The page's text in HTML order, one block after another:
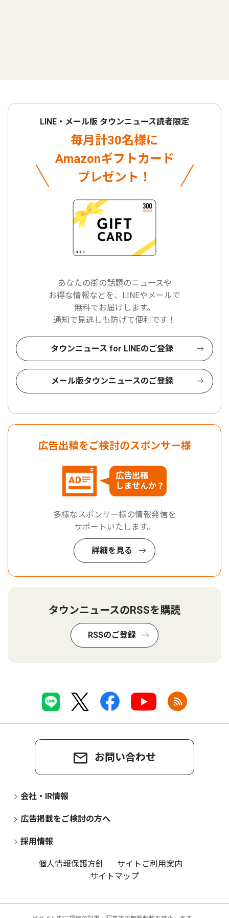
LINE・メール版 タウンニュース読者限定
毎月計30名様に
Amazonギフトカード
プレゼント！
あなたの街の話題のニュースや
お得な情報などを、LINEやメールで
無料でお届けします。
通知で見逃しも防げて便利です！
タウンニュース for LINEのご登録
メール版タウンニュースのご登録
広告出稿をご検討のスポンサー様
広告出稿
しませんか？
多様なスポンサー様の情報発信を
サポートいたします。
詳細を見る
タウンニュースのRSSを購読
RSSのご登録
お問い合わせ
会社・IR情報
広告掲載をご検討の方へ
採用情報
個人情報保護方針
サイトご利用案内
サイトマップ